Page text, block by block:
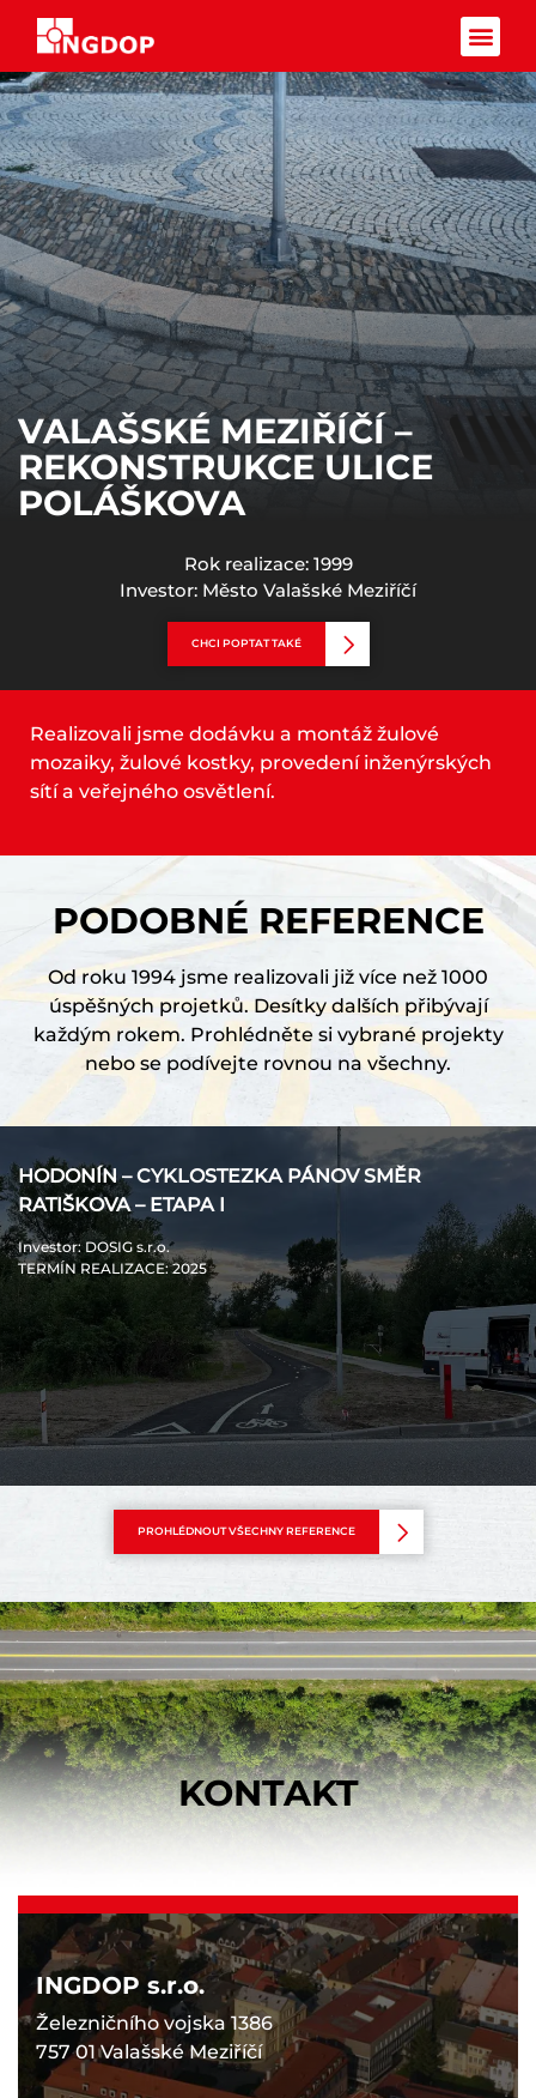
Rok realizace: 1999
Investor: Město Valašské Meziříčí
VALAŠSKÉ MEZIŘÍČÍ –
REKONSTRUKCE ULICE
POLÁŠKOVA
CHCI POPTAT TAKÉ
Realizovali jsme dodávku a montáž žulové
mozaiky, žulové kostky, provedení inženýrských
sítí a veřejného osvětlení.
PODOBNÉ REFERENCE
Od roku 1994 jsme realizovali již více než 1000
úspěšných projetků. Desítky dalších přibývají
každým rokem. Prohlédněte si vybrané projekty
nebo se podívejte rovnou na všechny.
HODONÍN – CYKLOSTEZKA PÁNOV SMĚR
RATIŠKOVA – ETAPA I
Investor: DOSIG s.r.o.
TERMÍN REALIZACE: 2025
PROHLÉDNOUT VŠECHNY REFERENCE
KONTAKT
INGDOP s.r.o.
Železničního vojska 1386
757 01 Valašské Meziříčí